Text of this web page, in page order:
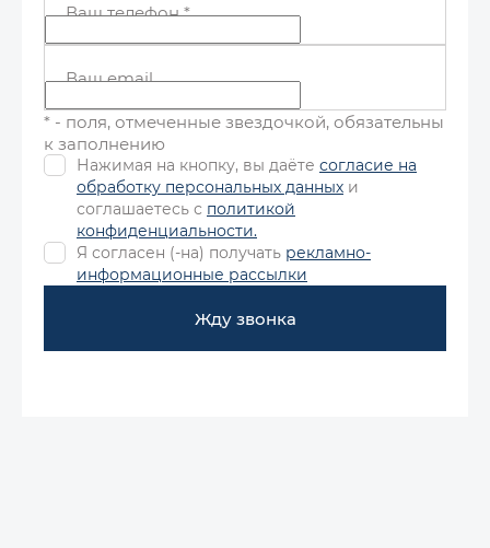
Ваш телефон*
Ваш email
* - поля, отмеченные звездочкой, обязательны
к заполнению
Нажимая на кнопку, вы даёте согласие на
обработку персональных данных
соглашаетесь с политикой
конфиденциальности.
Я согласен (-на) получать рекламно-
информационные рассылки
Жду звонка